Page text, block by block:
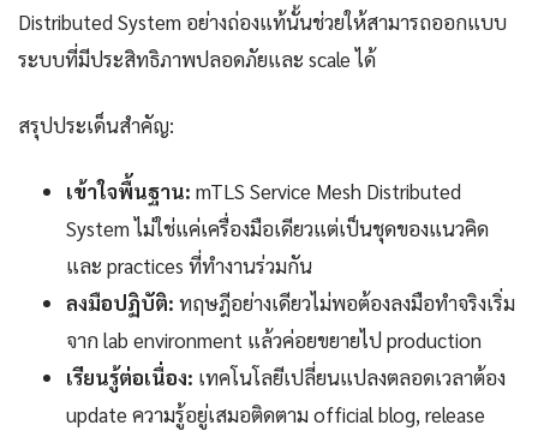
Distributed System อย่างถ่องแท้นั้นช่วยให้สามารถออกแบบ
ระบบที่มีประสิทธิภาพปลอดภัยและ scale ได้
สรุปประเด็นสำคัญ:
เข้าใจพื้นฐาน: mTLS Service Mesh Distributed
System ไม่ใช่แค่เครื่องมือเดียวแต่เป็นชุดของแนวคิด
และ practices ที่ทำงานร่วมกัน
ลงมือปฏิบัติ: ทฤษฎีอย่างเดียวไม่พอต้องลงมือทำจริงเริ่ม
จาก lab environment แล้วค่อยขยายไป production
เรียนรู้ต่อเนื่อง: เทคโนโลยีเปลี่ยนแปลงตลอดเวลาต้อง
update ความรู้อยู่เสมอติดตาม official blog, release